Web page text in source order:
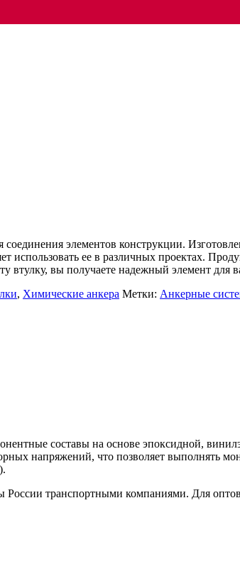
элементов конструкции.
использовать ее в различных проектах.
вы получаете надежный элемент для
, Химические анкера Метки: Анкерные
составы на основе эпоксидной,
напряжений, что позволяет выполнять
транспортными компаниями. Для